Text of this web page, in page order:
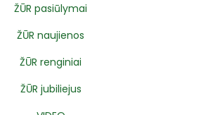
ŽŪR pasiūlymai
ŽŪR naujienos
ŽŪR renginiai
ŽŪR jubiliejus